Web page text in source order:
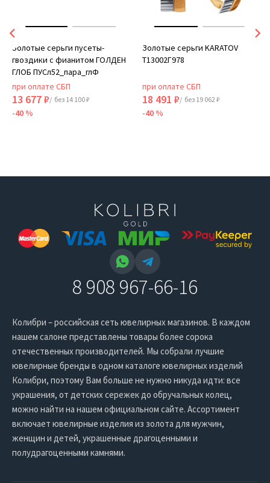
Золотые серьги пусеты-
гвоздики с фианитом ГОЛДЕН
ГЛОБ ПУСл52_пара_глФ
при оплате СБП
13 677 ₽/ без 14 100 ₽
-40 %
Золотые серьги KARATOV
Т13002Г978
при оплате СБП
18 491 ₽/ без 19 062 ₽
-40 %
8 908 967-66-16
Колибри – российская сеть ювелирных магазинов. В каждом
нашем салоне представлены товары более сорока
отечественных производителей. Мы собрали лучшие
ювелирные бренды в одном каталоге ювелирных изделий
Колибри, поэтому Вам больше не нужно никуда идти: все
украшения, от детских сережек до обручальных колец,
можно найти на нашем официальном сайте. Ассортимент
включает ювелирные изделия из золота для мужчин,
женщин и детей, украшенные драгоценными и
полудрагоценными камнями.